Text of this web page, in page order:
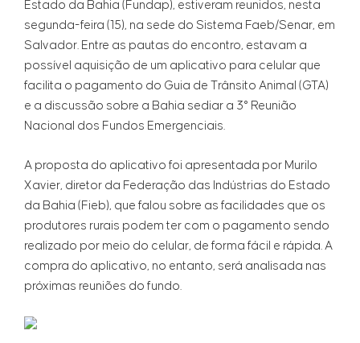
Estado da Bahia (Fundap), estiveram reunidos, nesta
segunda-feira (15), na sede do Sistema Faeb/Senar, em
Salvador. Entre as pautas do encontro, estavam a
possível aquisição de um aplicativo para celular que
facilita o pagamento do Guia de Trânsito Animal (GTA)
e a discussão sobre a Bahia sediar a 3° Reunião
Nacional dos Fundos Emergenciais.
A proposta do aplicativo foi apresentada por Murilo
Xavier, diretor da Federação das Indústrias do Estado
da Bahia (Fieb), que falou sobre as facilidades que os
produtores rurais podem ter com o pagamento sendo
realizado por meio do celular, de forma fácil e rápida. A
compra do aplicativo, no entanto, será analisada nas
próximas reuniões do fundo.